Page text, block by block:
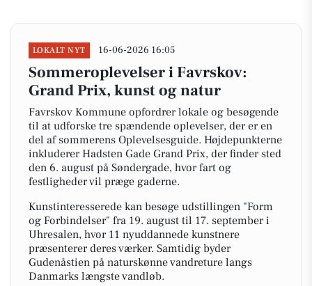
LOKALT NYT 16-06-2026 16:05
Sommeroplevelser i Favrskov:
Grand Prix, kunst og natur
Favrskov Kommune opfordrer lokale og besøgende
til at udforske tre spændende oplevelser, der er en
del af sommerens Oplevelsesguide. Højdepunkterne
inkluderer Hadsten Gade Grand Prix, der finder sted
den 6. august på Søndergade, hvor fart og
festligheder vil præge gaderne.
Kunstinteresserede kan besøge udstillingen "Form
og Forbindelser" fra 19. august til 17. september i
Uhresalen, hvor 11 nyuddannede kunstnere
præsenterer deres værker. Samtidig byder
Gudenåstien på naturskønne vandreture langs
Danmarks længste vandløb.